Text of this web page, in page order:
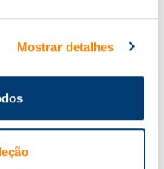
Mostrar detalhes